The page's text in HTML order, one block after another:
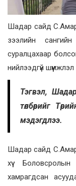
Шадар сайд
зээлийн
суралцахаар
нийлээдгүй
Тэгвэл, Шадар
төлбөрийг
мэдэгдлээ.
Шадар сайд
хүү
хамрагдсан